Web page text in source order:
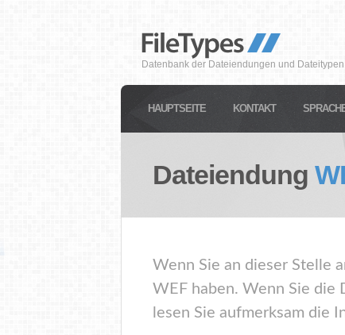
Datenbank der Dateiendungen und Dateitypen
HAUPTSEITE KONTAKT
Dateiendung
Wenn Sie an dieser Stelle
WEF haben. Wenn Sie die
lesen Sie aufmerksam die